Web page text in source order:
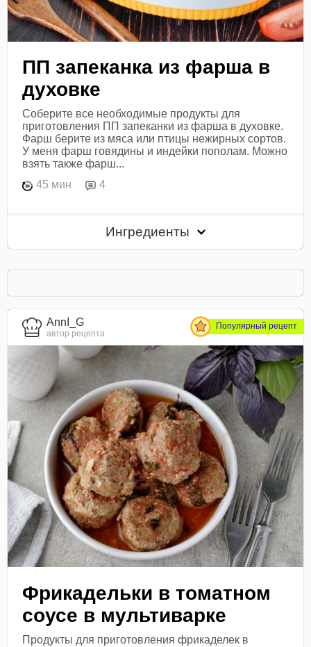
ПП запеканка из фарша в
духовке
Соберите все необходимые продукты для
приготовления ПП запеканки из фарша в духовке.
Фарш берите из мяса или птицы нежирных сортов.
У меня фарш говядины и индейки пополам. Можно
взять также фарш...
45 мин
4
Ингредиенты
AnnI_G
автор рецепта
Популярный рецепт
Фрикадельки в томатном
соусе в мультиварке
Продукты для приготовления фрикаделек в